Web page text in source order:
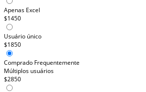
Apenas Excel
$1450
Usuário único
$1850
Comprado Frequentemente
Múltiplos usuários
$2850